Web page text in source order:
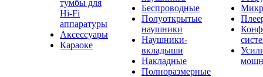
тумбы для
Hi-Fi
аппаратуры
Аксессуары
Караоке
Беспроводные
Полуоткрытые
наушники
Наушники-
вкладыши
Накладные
Полноразмерные